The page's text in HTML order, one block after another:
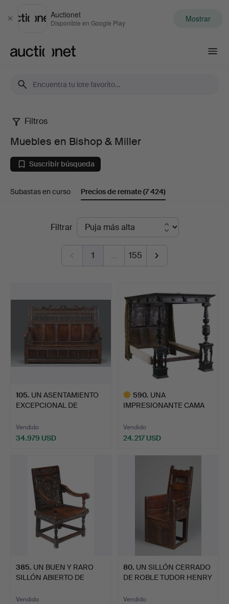
Cerrar
Auctionet
Disponible en Google Play Mostrar
Muebles
en
Bishop
Filtros
Muebles en Bishop & Miller
Suscribir búsqueda
Subastas en curso Precios de remate(7 424)
Filtrar
1 … 155
105. UN ASENTAMIENTO
EXCEPCIONAL DE
Vendido
34.979 USD
590. UNA
IMPRESIONANTE CAMA
Vendido
24.217 USD
385. UN BUEN Y RARO
SILLÓN ABIERTO DE
Vendido
80. UN SILLÓN CERRADO
DE ROBLE TUDOR HENRY
Vendido